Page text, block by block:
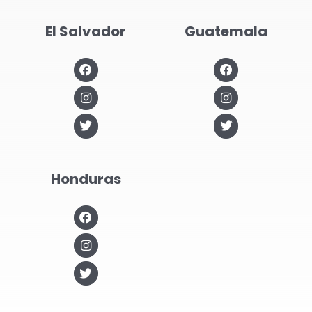
El Salvador Guatemala
Honduras